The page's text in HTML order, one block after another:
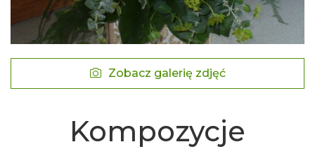
Zobacz galerię zdjęć
Kompozycje